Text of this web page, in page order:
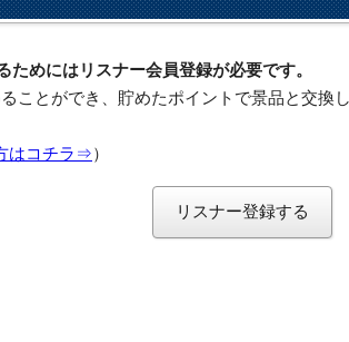
めにはリスナー会員登録が必要です。
ことができ、貯めたポイントで景品と交換
はコチラ⇒）
リスナー登録する